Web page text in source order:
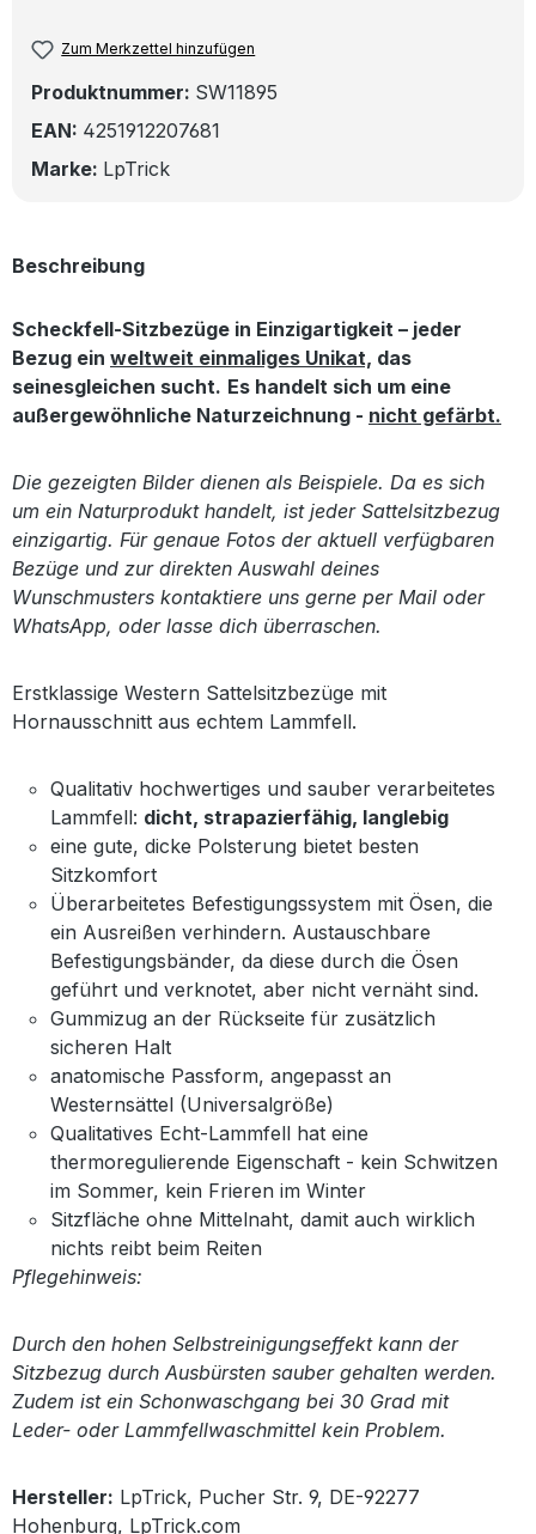
Zum Merkzettel hinzufügen
Produktnummer: SW11895
EAN: 4251912207681
Marke: LpTrick
Beschreibung
Scheckfell-Sitzbezüge in Einzigartigkeit – jeder
Bezug ein weltweit einmaliges Unikat, das
seinesgleichen sucht. Es handelt sich um eine
außergewöhnliche Naturzeichnung - nicht gefärbt.
Die gezeigten Bilder dienen als Beispiele. Da es sich
um ein Naturprodukt handelt, ist jeder Sattelsitzbezug
einzigartig. Für genaue Fotos der aktuell verfügbaren
Bezüge und zur direkten Auswahl deines
Wunschmusters kontaktiere uns gerne per Mail oder
WhatsApp, oder lasse dich überraschen.
Erstklassige Western Sattelsitzbezüge mit
Hornausschnitt aus echtem Lammfell.
Qualitativ hochwertiges und sauber verarbeitetes
Lammfell: dicht, strapazierfähig, langlebig
eine gute, dicke Polsterung bietet besten
Sitzkomfort
Überarbeitetes Befestigungssystem mit Ösen, die
ein Ausreißen verhindern. Austauschbare
Befestigungsbänder, da diese durch die Ösen
geführt und verknotet, aber nicht vernäht sind.
Gummizug an der Rückseite für zusätzlich
sicheren Halt
anatomische Passform, angepasst an
Westernsättel (Universalgröße)
Qualitatives Echt-Lammfell hat eine
thermoregulierende Eigenschaft - kein Schwitzen
im Sommer, kein Frieren im Winter
Sitzfläche ohne Mittelnaht, damit auch wirklich
nichts reibt beim Reiten
Pflegehinweis:
Durch den hohen Selbstreinigungseffekt kann der
Sitzbezug durch Ausbürsten sauber gehalten werden.
Zudem ist ein Schonwaschgang bei 30 Grad mit
Leder- oder Lammfellwaschmittel kein Problem.
Hersteller: LpTrick, Pucher Str. 9, DE-92277
Hohenburg, LpTrick.com